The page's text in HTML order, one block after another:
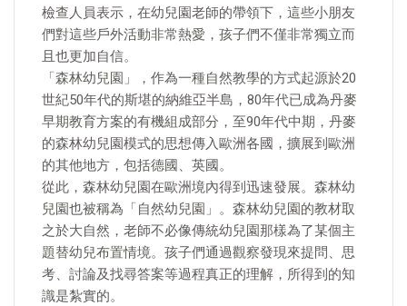
檢查人員表示，在幼兒園老師的帶領下，這些小朋友
們對這些戶外活動非常熱愛，孩子們不僅非常獨立而
且也更加自信。
「森林幼兒園」，作為一種自然教學的方式起源於20
世紀50年代的斯堪的納維亞半島，80年代已成為丹麥
早期教育方案的有機組成部分，至90年代中期，丹麥
的森林幼兒園模式的思想傳入歐洲各國，擴展到歐洲
的其他地方，包括德國、英國。
從此，森林幼兒園在歐洲境內得到迅速發展。森林幼
兒園也被稱為「自然幼兒園」。森林幼兒園的教材取
之於大自然，老師不必像傳統幼兒園那樣為了某個主
題替幼兒布置情境。孩子們通過觀察發現來提問、思
考、討論及找尋答案等過程真正的理解，所得到的知
識是紮實的。